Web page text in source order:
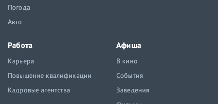
Погода
Авто
Работа
Карьера
Повышение квалификации
Кадровые агентства
Афиша
В кино
События
Заведения